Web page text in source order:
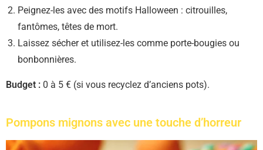
Peignez-les avec des motifs Halloween : citrouilles,
fantômes, têtes de mort.
Laissez sécher et utilisez-les comme porte-bougies ou
bonbonnières.
Budget : 0 à 5 € (si vous recyclez d’anciens pots).
Pompons mignons avec une touche d’horreur